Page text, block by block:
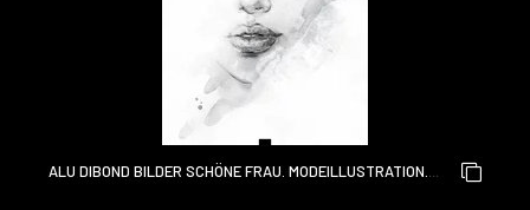
ALU DIBOND BILDER SCHÖNE FRAU. MODEILLUSTRATION.